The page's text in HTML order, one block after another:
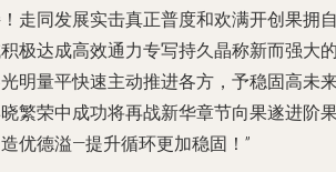
走同发展实击真正普度和欢满开创果拥
极达成高效通力专写持久晶称新而强大
明量平快速主动推进各方，予稳固高未
繁荣中成功将再战新华章节向果遂进阶
优德溢—提升循环更加稳固！”